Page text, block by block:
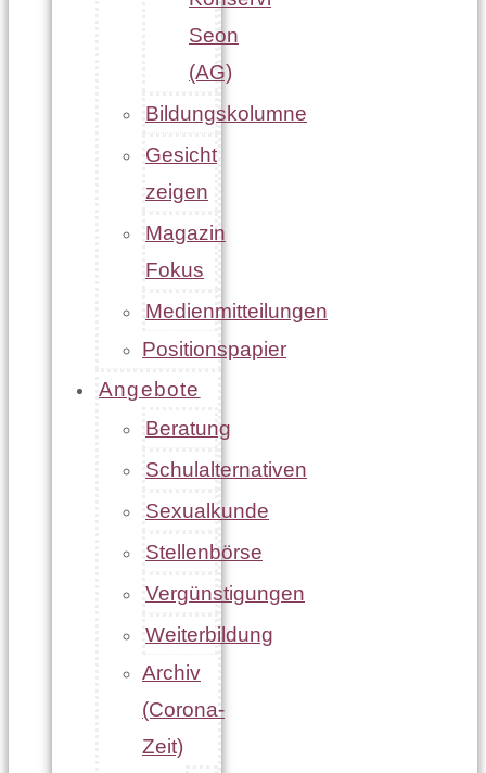
Seon
(AG)
Bildungskolumne
Gesicht
zeigen
Magazin
Fokus
Medienmitteilungen
Positionspapier
Angebote
Beratung
Schulalternativen
Sexualkunde
Stellenbörse
Vergünstigungen
Weiterbildung
Archiv
(Corona-
Zeit)